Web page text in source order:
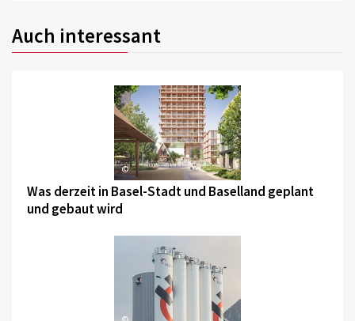
Auch interessant
©
Was derzeit in Basel-Stadt und Baselland geplant
und gebaut wird